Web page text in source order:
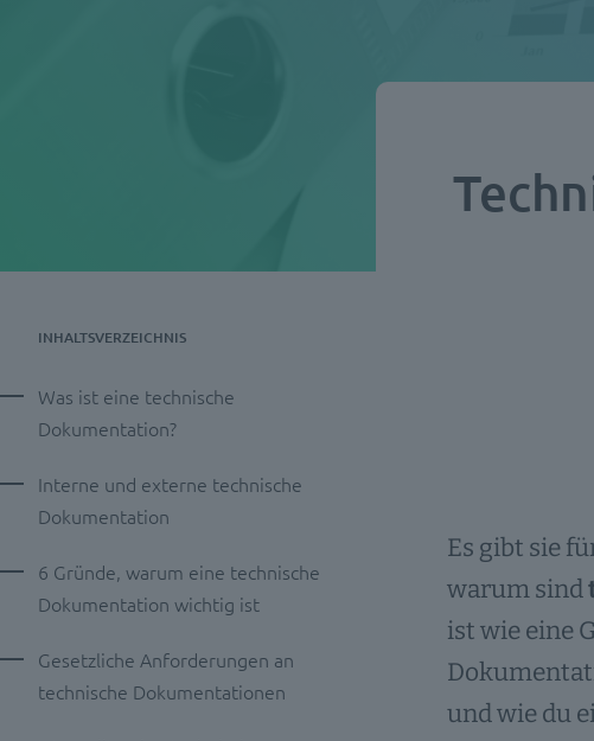
INHALTSVERZEICHNIS
Was ist eine technische
Dokumentation?
Interne und externe technische
Dokumentation
6 Gründe, warum eine technische
Dokumentation wichtig ist
Gesetzliche Anforderungen an
technische Dokumentationen
Es gibt sie
warum sind
ist wie eine
und wie du